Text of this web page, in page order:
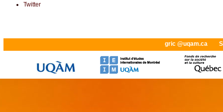
Twitter
gric @uqam.ca